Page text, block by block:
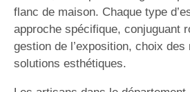
flanc de maison. Chaque type
approche spécifique, conjuguant
gestion de l’exposition, choix des
solutions esthétiques.